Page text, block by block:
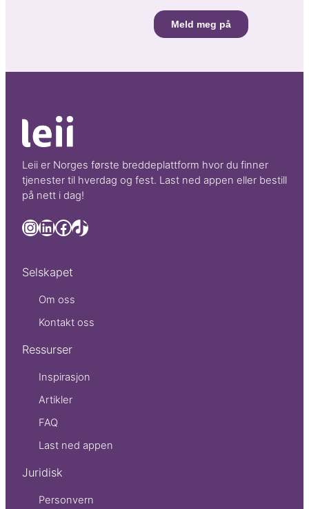
Leii er Norges første breddeplattform hvor du finner
tjenester til hverdag og fest. Last ned appen eller bestill
på nett i dag!
Lenke til Leii sin LinkedIn side Lenke til Leii sin LinkedIn side Lenke til Leii sin Facebook side TikTok
Selskapet
Om oss
Kontakt oss
Ressurser
Inspirasjon
Artikler
FAQ
Last ned appen
Juridisk
Personvern